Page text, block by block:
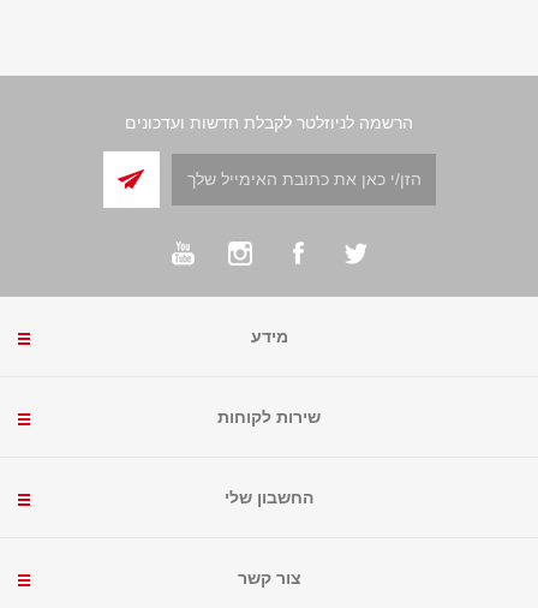
הרשמה לניוזלטר לקבלת חדשות ועדכונים
מידע
שירות לקוחות
החשבון שלי
צור קשר